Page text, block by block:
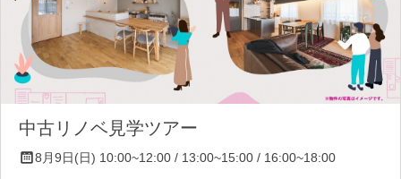
中古リノベ見学ツアー
8月9日(日) 10:00~12:00 / 13:00~15:00 / 16:00~18:00